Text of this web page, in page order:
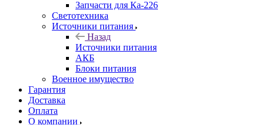
Запчасти для Ка-226
Светотехника
Источники питания
Назад
Источники питания
АКБ
Блоки питания
Военное имущество
Гарантия
Доставка
Оплата
О компании